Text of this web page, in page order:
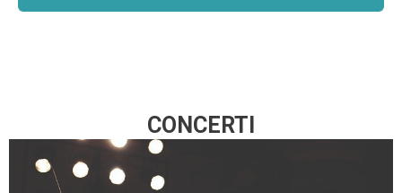
CONCERTI
Splendori del Barocco